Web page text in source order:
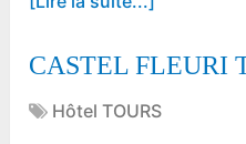
CASTEL FLEURI
Hôtel TOURS